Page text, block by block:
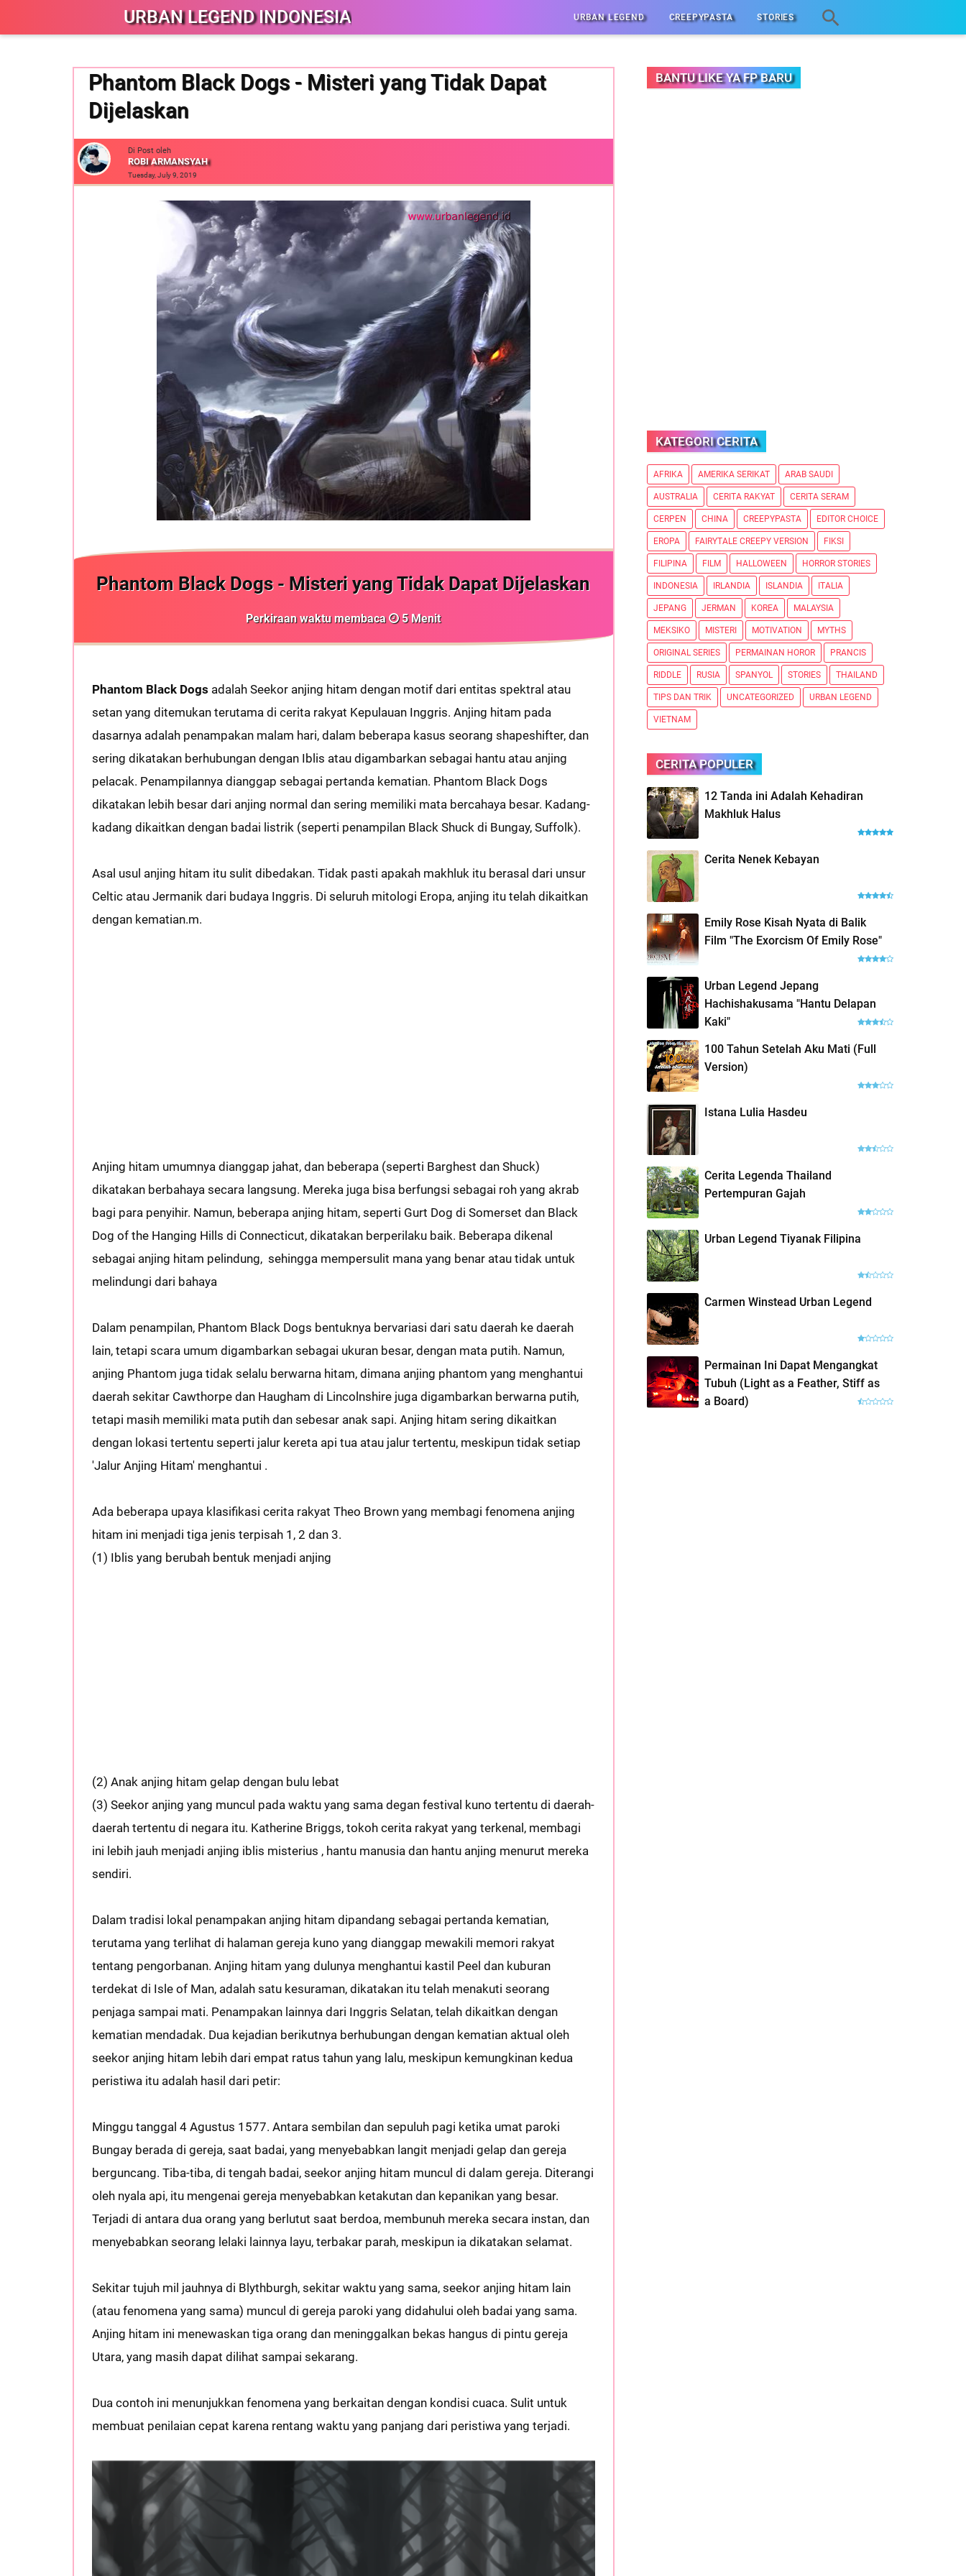
URBAN LEGEND INDONESIA STORIES
CREEPYPASTA
URBAN LEGEND
Phantom Black Dogs - Misteri yang Tidak Dapat
Dijelaskan
Di Post oleh
ROBI ARMANSYAH
Tuesday, July 9, 2019
Phantom Black Dogs - Misteri yang Tidak Dapat Dijelaskan
Perkiraan waktu membaca 5Menit
Phantom Black Dogs adalah Seekor anjing hitam dengan motif dari entitas spektral atau
setan yang ditemukan terutama di cerita rakyat Kepulauan Inggris. Anjing hitam pada
dasarnya adalah penampakan malam hari, dalam beberapa kasus seorang shapeshifter, dan
sering dikatakan berhubungan dengan Iblis atau digambarkan sebagai hantu atau anjing
pelacak. Penampilannya dianggap sebagai pertanda kematian. Phantom Black Dogs
dikatakan lebih besar dari anjing normal dan sering memiliki mata bercahaya besar. Kadang-
kadang dikaitkan dengan badai listrik (seperti penampilan Black Shuck di Bungay, Suffolk).
Asal usul anjing hitam itu sulit dibedakan. Tidak pasti apakah makhluk itu berasal dari unsur
Celtic atau Jermanik dari budaya Inggris. Di seluruh mitologi Eropa, anjing itu telah dikaitkan
dengan kematian.m.
Anjing hitam umumnya dianggap jahat, dan beberapa (seperti Barghest dan Shuck)
dikatakan berbahaya secara langsung. Mereka juga bisa berfungsi sebagai roh yang akrab
bagi para penyihir. Namun, beberapa anjing hitam, seperti Gurt Dog di Somerset dan Black
Dog of the Hanging Hills di Connecticut, dikatakan berperilaku baik. Beberapa dikenal
sebagai anjing hitam pelindung, sehingga mempersulit mana yang benar atau tidak untuk
melindungi dari bahaya
Dalam penampilan, Phantom Black Dogs bentuknya bervariasi dari satu daerah ke daerah
lain, tetapi scara umum digambarkan sebagai ukuran besar, dengan mata putih. Namun,
anjing Phantom juga tidak selalu berwarna hitam, dimana anjing phantom yang menghantui
daerah sekitar Cawthorpe dan Haugham di Lincolnshire juga digambarkan berwarna putih,
tetapi masih memiliki mata putih dan sebesar anak sapi. Anjing hitam sering dikaitkan
dengan lokasi tertentu seperti jalur kereta api tua atau jalur tertentu, meskipun tidak setiap
'Jalur Anjing Hitam' menghantui .
Ada beberapa upaya klasifikasi cerita rakyat Theo Brown yang membagi fenomena anjing
hitam ini menjadi tiga jenis terpisah 1, 2 dan 3.
(1) Iblis yang berubah bentuk menjadi anjing
(2) Anak anjing hitam gelap dengan bulu lebat
(3) Seekor anjing yang muncul pada waktu yang sama degan festival kuno tertentu di daerah-
daerah tertentu di negara itu. Katherine Briggs, tokoh cerita rakyat yang terkenal, membagi
ini lebih jauh menjadi anjing iblis misterius , hantu manusia dan hantu anjing menurut mereka
sendiri.
Dalam tradisi lokal penampakan anjing hitam dipandang sebagai pertanda kematian,
terutama yang terlihat di halaman gereja kuno yang dianggap mewakili memori rakyat
tentang pengorbanan. Anjing hitam yang dulunya menghantui kastil Peel dan kuburan
terdekat di Isle of Man, adalah satu kesuraman, dikatakan itu telah menakuti seorang
penjaga sampai mati. Penampakan lainnya dari Inggris Selatan, telah dikaitkan dengan
kematian mendadak. Dua kejadian berikutnya berhubungan dengan kematian aktual oleh
seekor anjing hitam lebih dari empat ratus tahun yang lalu, meskipun kemungkinan kedua
peristiwa itu adalah hasil dari petir:
Minggu tanggal 4 Agustus 1577. Antara sembilan dan sepuluh pagi ketika umat paroki
Bungay berada di gereja, saat badai, yang menyebabkan langit menjadi gelap dan gereja
berguncang. Tiba-tiba, di tengah badai, seekor anjing hitam muncul di dalam gereja. Diterangi
oleh nyala api, itu mengenai gereja menyebabkan ketakutan dan kepanikan yang besar.
Terjadi di antara dua orang yang berlutut saat berdoa, membunuh mereka secara instan, dan
menyebabkan seorang lelaki lainnya layu, terbakar parah, meskipun ia dikatakan selamat.
Sekitar tujuh mil jauhnya di Blythburgh, sekitar waktu yang sama, seekor anjing hitam lain
(atau fenomena yang sama) muncul di gereja paroki yang didahului oleh badai yang sama.
Anjing hitam ini menewaskan tiga orang dan meninggalkan bekas hangus di pintu gereja
Utara, yang masih dapat dilihat sampai sekarang.
Dua contoh ini menunjukkan fenomena yang berkaitan dengan kondisi cuaca. Sulit untuk
membuat penilaian cepat karena rentang waktu yang panjang dari peristiwa yang terjadi.
BANTU LIKE YA FP BARU
KATEGORI CERITA
AFRIKA AMERIKA SERIKAT ARAB SAUDI
AUSTRALIA CERITA RAKYAT CERITA SERAM
CERPEN CHINA CREEPYPASTA EDITOR CHOICE
EROPA FAIRYTALE CREEPY VERSION FIKSI
FILIPINA FILM HALLOWEEN HORROR STORIES
INDONESIA IRLANDIA ISLANDIA ITALIA
JEPANG JERMAN KOREA MALAYSIA
MEKSIKO MISTERI MOTIVATION MYTHS
ORIGINAL SERIES PERMAINAN HOROR PRANCIS
RIDDLE RUSIA SPANYOL STORIES THAILAND
TIPS DAN TRIK UNCATEGORIZED URBAN LEGEND
VIETNAM
CERITA POPULER
12 Tanda ini Adalah Kehadiran
Makhluk Halus
Cerita Nenek Kebayan
Emily Rose Kisah Nyata di Balik
Film "The Exorcism Of Emily Rose"
Urban Legend Jepang
Hachishakusama "Hantu Delapan
Kaki"
100 Tahun Setelah Aku Mati (Full
Version)
Istana Lulia Hasdeu
Cerita Legenda Thailand
Pertempuran Gajah
Urban Legend Tiyanak Filipina
Carmen Winstead Urban Legend
Permainan Ini Dapat Mengangkat
Tubuh (Light as a Feather, Stiff as
a Board)